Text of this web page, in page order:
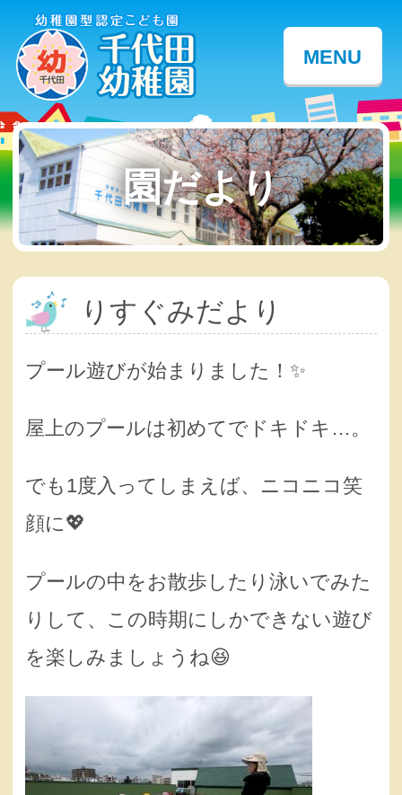
MENU
園だより
りすぐみだより
プール遊びが始まりました！✨
屋上のプールは初めてでドキドキ…。
でも1度入ってしまえば、ニコニコ笑
顔に💖
プールの中をお散歩したり泳いでみた
りして、この時期にしかできない遊び
を楽しみましょうね😆